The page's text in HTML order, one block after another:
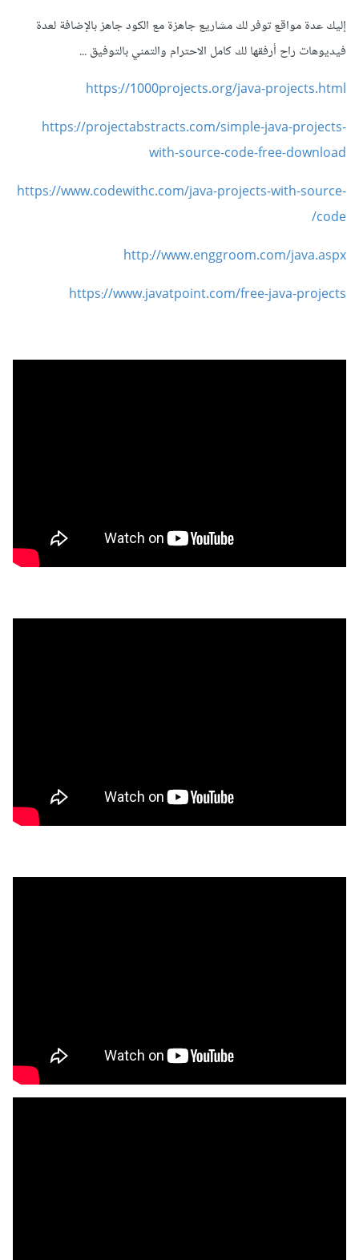
إليك عدة مواقع توفر لك مشاريع جاهزة مع الكود جاهز بالإضافة لعدة
فيديوهات راح أرفقها لك كامل الاحترام والتمني بالتوفيق ...
https://1000projects.org/java-projects.html
https://projectabstracts.com/simple-java-projects-
with-source-code-free-download
https://www.codewithc.com/java-projects-with-source-
code/
http://www.enggroom.com/java.aspx
https://www.javatpoint.com/free-java-projects